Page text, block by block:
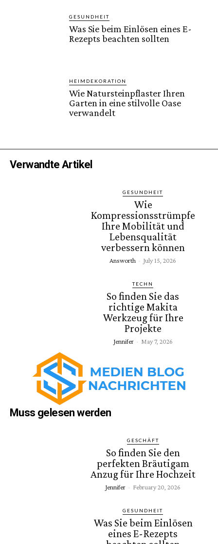
GESUNDHEIT
Was Sie beim Einlösen eines E-
Rezepts beachten sollten
HEIMDEKORATION
Wie Natursteinpflaster Ihren
Garten in eine stilvolle Oase
verwandelt
Verwandte Artikel
GESUNDHEIT
Wie
Kompressionsstrümpfe
Ihre Mobilität und
Lebensqualität
verbessern können
Answorth - July 15, 2026
TECHN
So finden Sie das
richtige Makita
Werkzeug für Ihre
Projekte
Jennifer - May 7, 2026
Muss gelesen werden
GESCHÄFT
So finden Sie den
perfekten Bräutigam
Anzug für Ihre Hochzeit
Jennifer - February 20, 2026
GESUNDHEIT
Was Sie beim Einlösen
eines E-Rezepts